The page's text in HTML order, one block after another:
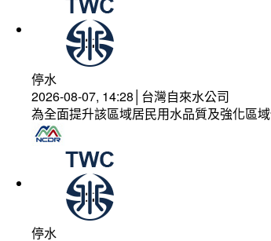
停水
2026-08-07, 14:28│台灣自來水公司
為全面提升該區域居民用水品質及強化區
停水